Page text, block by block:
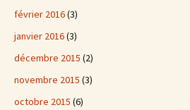
février 2016(3)
janvier 2016(3)
décembre 2015 (2)
novembre 2015 (3)
octobre 2015 (6)